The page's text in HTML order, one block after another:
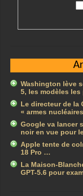
Washington lève
5, les modèles
Le directeur de la
« armes
Google va lancer
noir en vue pour
Apple tente de
18 Pro …
La Maison-
GPT-5.6 pour